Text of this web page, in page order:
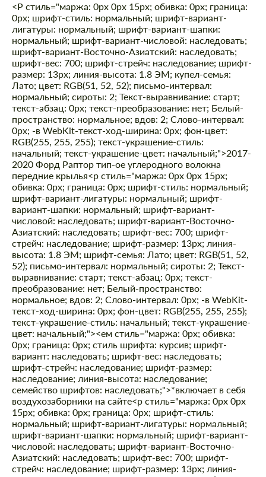
Описание
<Р стиль="маржа: 0px 0px 15px; обивка: 0px; граница:
0px; шрифт-стиль: нормальный; шрифт-вариант-
лигатуры: нормальный; шрифт-вариант-шапки:
нормальный; шрифт-вариант-числовой: наследовать;
шрифт-вариант-Восточно-Азиатский: наследовать;
шрифт-вес: 700; шрифт-стрейч: наследование; шрифт-
размер: 13px; линия-высота: 1.8 ЭМ; купел-семья:
Лато; цвет: RGB(51, 52, 52); письмо-интервал:
нормальный; сироты: 2; Текст-выравнивание: старт;
текст-абзац: 0px; текст-преобразование: нет; Белый-
пространство: нормальное; вдов: 2; Слово-интервал:
0px; -в WebKit-текст-ход-ширина: 0px; фон-цвет:
RGB(255, 255, 255); текст-украшение-стиль:
начальный; текст-украшение-цвет: начальный;">2017-
2020 Форд Раптор тип-ое углеродного волокна
передние крылья<р стиль="маржа: 0px 0px 15px;
обивка: 0px; граница: 0px; шрифт-стиль: нормальный;
шрифт-вариант-лигатуры: нормальный; шрифт-
вариант-шапки: нормальный; шрифт-вариант-
числовой: наследовать; шрифт-вариант-Восточно-
Азиатский: наследовать; шрифт-вес: 700; шрифт-
стрейч: наследование; шрифт-размер: 13px; линия-
высота: 1.8 ЭМ; шрифт-семья: Лато; цвет: RGB(51, 52,
52); письмо-интервал: нормальный; сироты: 2; Текст-
выравнивание: старт; текст-абзац: 0px; текст-
преобразование: нет; Белый-пространство:
нормальное; вдов: 2; Слово-интервал: 0px; -в WebKit-
текст-ход-ширина: 0px; фон-цвет: RGB(255, 255, 255);
текст-украшение-стиль: начальный; текст-украшение-
цвет: начальный;"><ем стиль="маржа: 0px; обивка:
0px; граница: 0px; стиль шрифта: курсив; шрифт-
вариант: наследовать; шрифт-вес: наследовать;
шрифт-стрейч: наследование; шрифт-размер:
наследование; линия-высота: наследование;
семейство шрифтов: наследовать;">*включает в себя
воздухозаборники на сайте<р стиль="маржа: 0px 0px
15px; обивка: 0px; граница: 0px; шрифт-стиль:
нормальный; шрифт-вариант-лигатуры: нормальный;
шрифт-вариант-шапки: нормальный; шрифт-вариант-
числовой: наследовать; шрифт-вариант-Восточно-
Азиатский: наследовать; шрифт-вес: 700; шрифт-
стрейч: наследование; шрифт-размер: 13px; линия-